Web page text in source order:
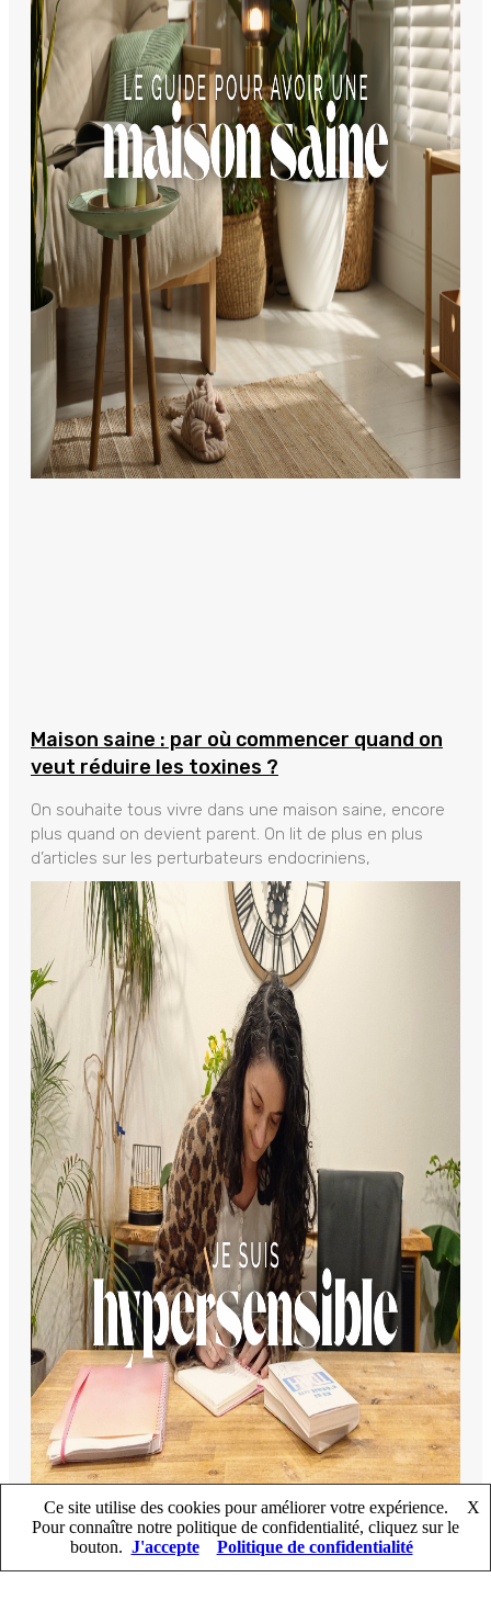
Maison saine : par où commencer quand on
veut réduire les toxines ?
On souhaite tous vivre dans une maison saine, encore
plus quand on devient parent. On lit de plus en plus
d’articles sur les perturbateurs endocriniens,
Ce site utilise des cookies pour améliorer votre expérience.
Pour connaître notre politique de confidentialité, cliquez sur le
bouton.
X
J'accepte Politique de confidentialité